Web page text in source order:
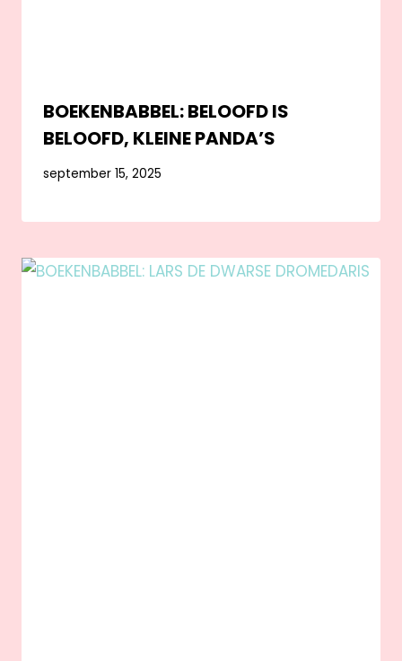
BOEKENBABBEL: BELOOFD IS
BELOOFD, KLEINE PANDA’S
september 15, 2025